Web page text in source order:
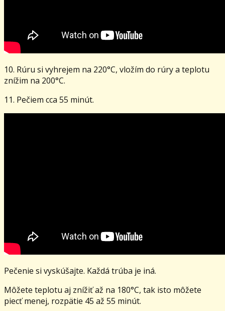
10. Rúru si vyhrejem na 220°C, vložím do rúry a teplotu
znížim na 200°C.
11. Pečiem cca 55 minút.
Pečenie si vyskúšajte. Každá trúba je iná.
Môžete teplotu aj znížiť až na 180°C, tak isto môžete
piecť menej, rozpätie 45 až 55 minút.